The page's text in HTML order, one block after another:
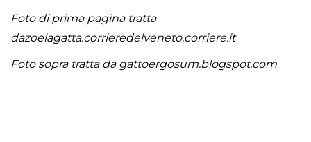
Foto di prima pagina tratta
dazoelagatta.corrieredelveneto.corriere.it
Foto sopra tratta da gattoergosum.blogspot.com